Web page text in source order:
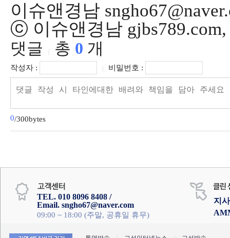
이슈앤경남
ⓒ 이슈앤경남
댓글 총 0 개
작성자 : 비밀번호 :
0/300bytes
TEL. 010 8096 8408 /
Email. sngho67@naver.com
09:00 ~ 18:00 (주말, 공휴일 휴무)
지